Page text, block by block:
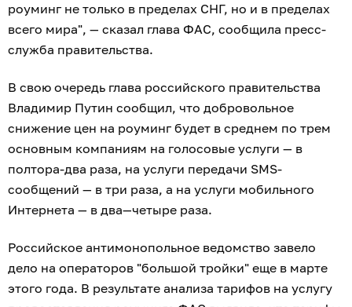
роуминг не только в пределах СНГ, но и в пределах
всего мира", — сказал глава ФАС, сообщила пресс-
служба правительства.
В свою очередь глава российского правительства
Владимир Путин сообщил, что добровольное
снижение цен на роуминг будет в среднем по трем
основным компаниям на голосовые услуги — в
полтора-два раза, на услуги передачи SMS-
сообщений — в три раза, а на услуги мобильного
Интернета — в два—четыре раза.
Российское антимонопольное ведомство завело
дело на операторов "большой тройки" еще в марте
этого года. В результате анализа тарифов на услугу